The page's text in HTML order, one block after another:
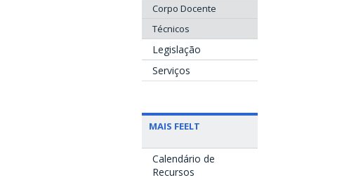
Corpo Docente
Técnicos
Legislação
Serviços
MAIS FEELT
Calendário de
Recursos